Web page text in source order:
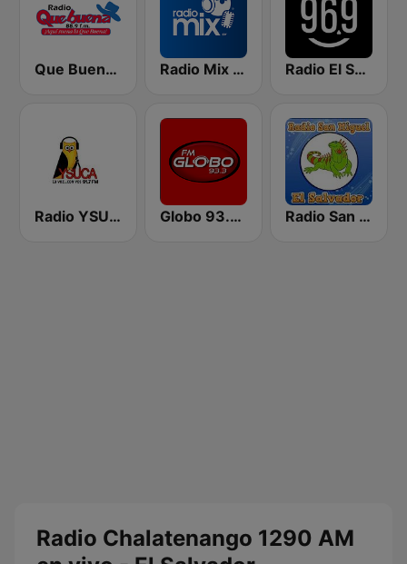
Que Buena 88.9 FM Radio Mix El Salvador Radio El Salvador | 96.9 FM
Radio YSUCA 91.7 FM Globo 93.3 FM Radio San Miguel El Salvador
Radio Chalatenango 1290 AM